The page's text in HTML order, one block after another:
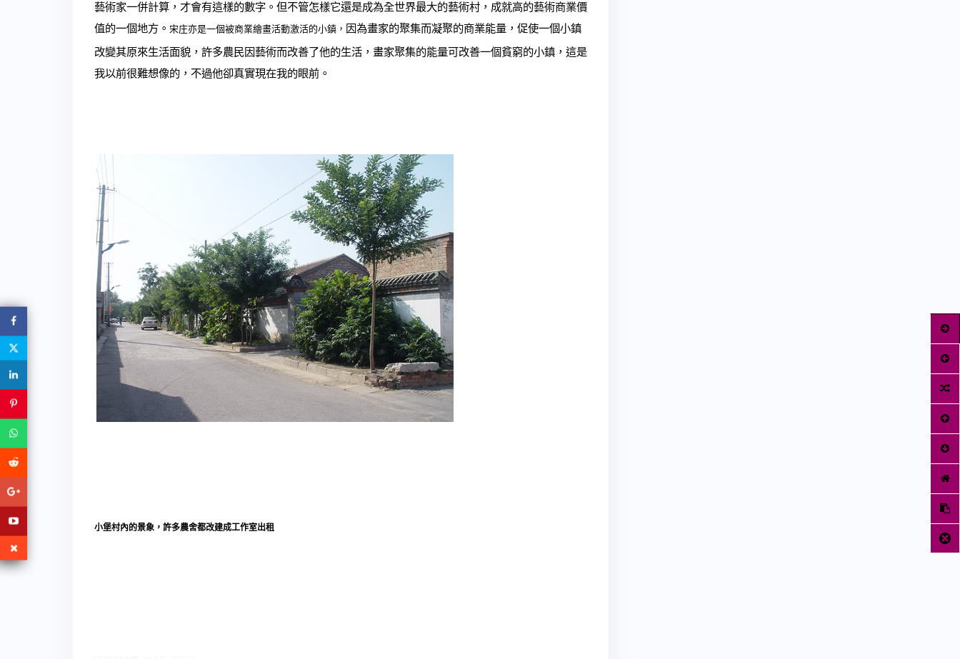
藝術家一併計算，才會有這樣的數字。但不管怎樣它還是成為全世界最大的藝術村，成就高的藝術商業價
值的一個地方。 宋庄亦是一個被商業繪畫活動激活的小鎮， 因為畫家的聚集而凝聚的商業能量，促使一個小鎮
改變其原來生活面貌，許多農民因藝術而改善了他的生活，畫家聚集的能量可改善一個貧窮的小鎮，這是
我以前很難想像的，不過他卻真實現在我的眼前。
小堡村內的景象，許多農舍都改建成工作室出租